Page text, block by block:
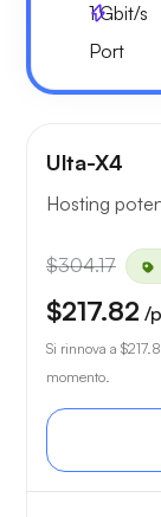
1Gbit/s
Port
Ulta-X4
Hosting
$304.17
$217.82 /
Si rinnova a
momento.